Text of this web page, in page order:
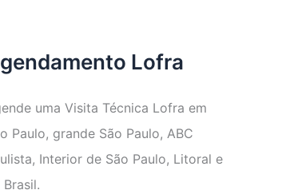
Lofra
uma Visita Técnica Lofra em
Paulo, grande São Paulo, ABC
Interior de São Paulo, Litoral e
Brasil.